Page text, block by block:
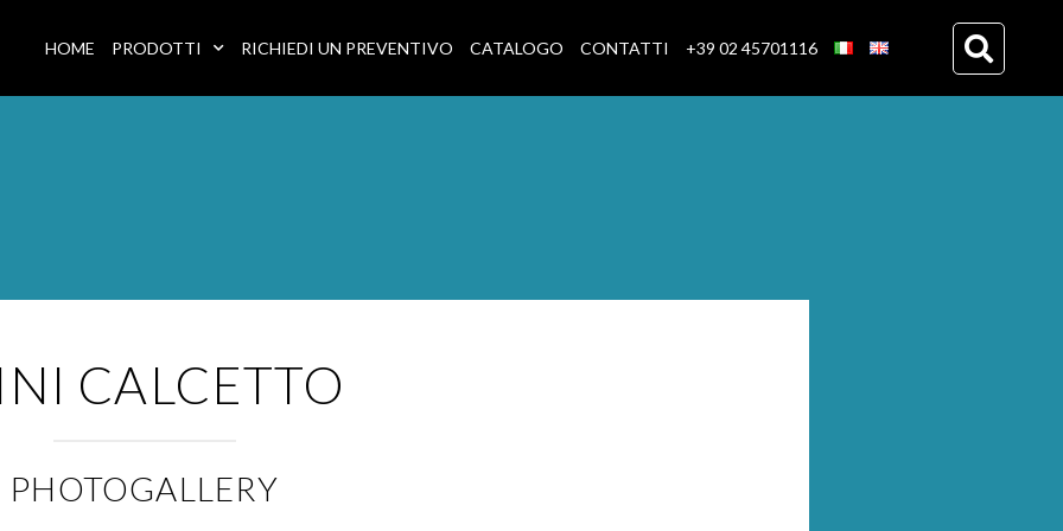
HOME PRODOTTI RICHIEDI UN PREVENTIVO CATALOGO CONTATTI +39 02 45701116
CALCETTO
PHOTOGALLERY